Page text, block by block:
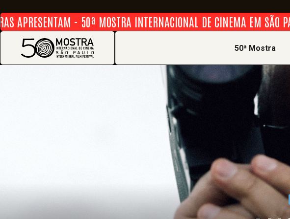
APRESENTAM - 50ª MOSTRA INTERNACIONAL DE CINEMA EM SÃO
50ª Mostra